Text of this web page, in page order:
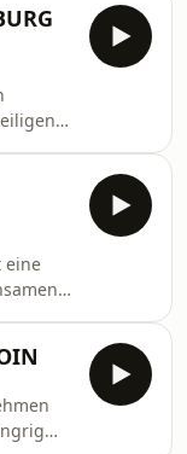
on
spielt
und
nach
eine
klar,